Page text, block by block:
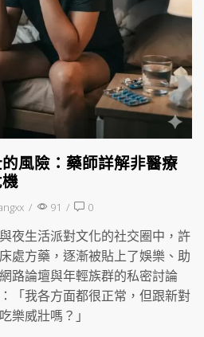
風險：藥師詳解非醫療
/ 91 / 0
夜生活派對文化的社交圈中，許
處方藥，逐漸被貼上了娛樂、助
路論壇與年輕族群的私密討論
「我各方面都很正常，但跟新對
樂威壯嗎？」